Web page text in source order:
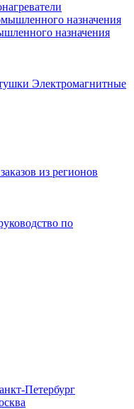
назначения
Электромагнитные
из регионов
по
Петербург